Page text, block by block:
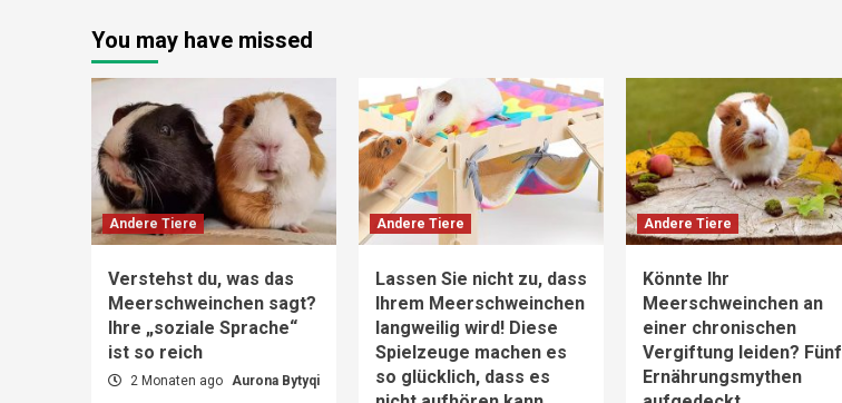
You may have missed
Andere Tiere
Verstehst du, was das
Meerschweinchen sagt?
Ihre „soziale Sprache“
ist so reich
2 Monaten ago Aurona Bytyqi
Andere Tiere
Lassen Sie nicht zu, dass
Ihrem Meerschweinchen
langweilig wird! Diese
Spielzeuge machen es
so glücklich, dass es
Andere Tiere
Könnte Ihr
Meerschweinchen an
einer chronischen
Vergiftung leiden? Fünf
Ernährungsmythen